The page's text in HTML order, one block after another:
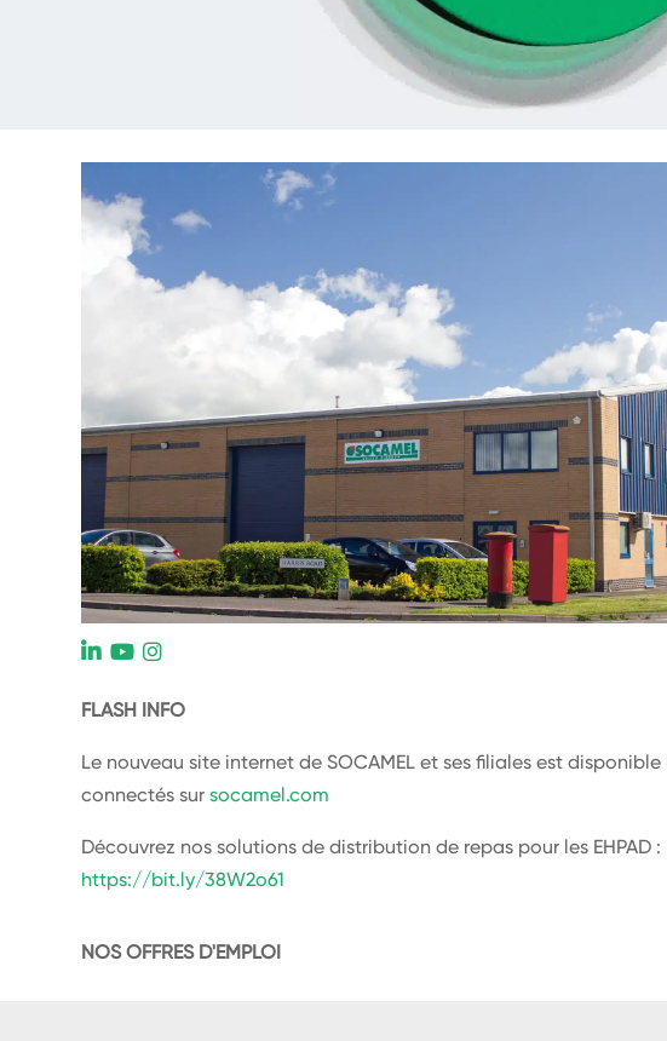
L
FLASH INFO
Le nouveau site internet de SOCAMEL et ses filiales est disponible
connectés sursocamel.com
Découvrez nos solutions de distribution de repas pour les EHPAD :
https://bit.ly/38W2o61
NOS OFFRES D'EMPLOI